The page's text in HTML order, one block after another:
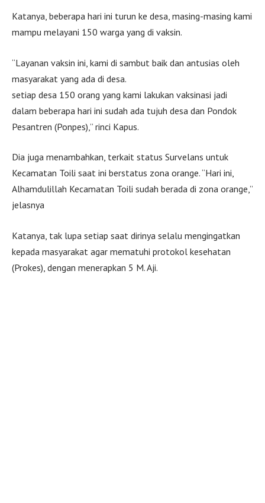
Katanya, beberapa hari ini turun ke desa, masing-masing kami
mampu melayani 150 warga yang di vaksin.
“Layanan vaksin ini, kami di sambut baik dan antusias oleh
masyarakat yang ada di desa.
setiap desa 150 orang yang kami lakukan vaksinasi jadi
dalam beberapa hari ini sudah ada tujuh desa dan Pondok
Pesantren (Ponpes),” rinci Kapus.
Dia juga menambahkan, terkait status Survelans untuk
Kecamatan Toili saat ini berstatus zona orange. “Hari ini,
Alhamdulillah Kecamatan Toili sudah berada di zona orange,”
jelasnya
Katanya, tak lupa setiap saat dirinya selalu mengingatkan
kepada masyarakat agar mematuhi protokol kesehatan
(Prokes), dengan menerapkan 5 M. Aji.